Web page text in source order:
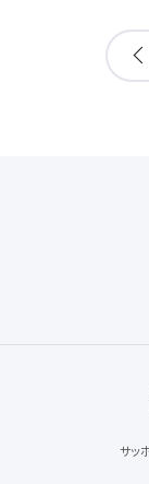
サッ